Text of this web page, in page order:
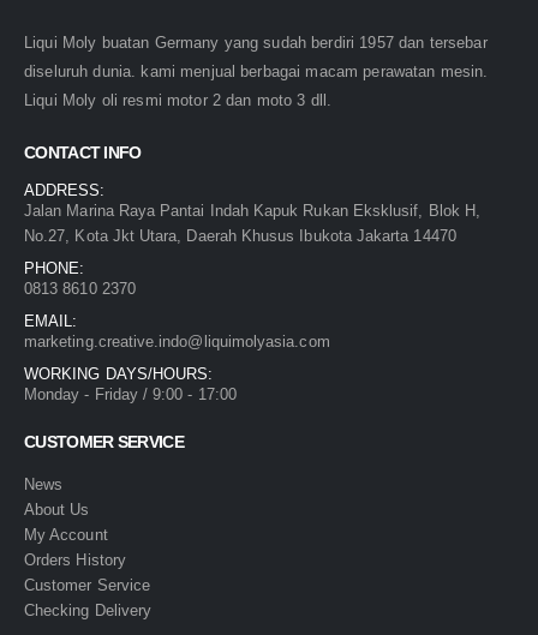
Liqui Moly buatan Germany yang sudah berdiri 1957 dan tersebar
diseluruh dunia. kami menjual berbagai macam perawatan mesin.
Liqui Moly oli resmi motor 2 dan moto 3 dll.
CONTACT INFO
ADDRESS:
Jalan Marina Raya Pantai Indah Kapuk Rukan Eksklusif, Blok H,
No.27, Kota Jkt Utara, Daerah Khusus Ibukota Jakarta 14470
PHONE:
0813 8610 2370
EMAIL:
marketing.creative.indo@liquimolyasia.com
WORKING DAYS/HOURS:
Monday - Friday / 9:00 - 17:00
CUSTOMER SERVICE
News
About Us
My Account
Orders History
Customer Service
Checking Delivery